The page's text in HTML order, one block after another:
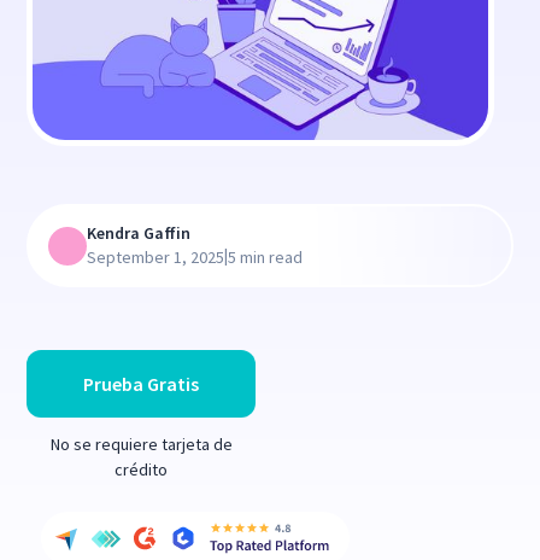
Prueba Gratis
No se requiere tarjeta de
crédito
Kendra Gaffin
September 1, 2025|5 min read